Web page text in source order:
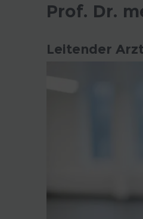
Prof. Dr.
Leitender